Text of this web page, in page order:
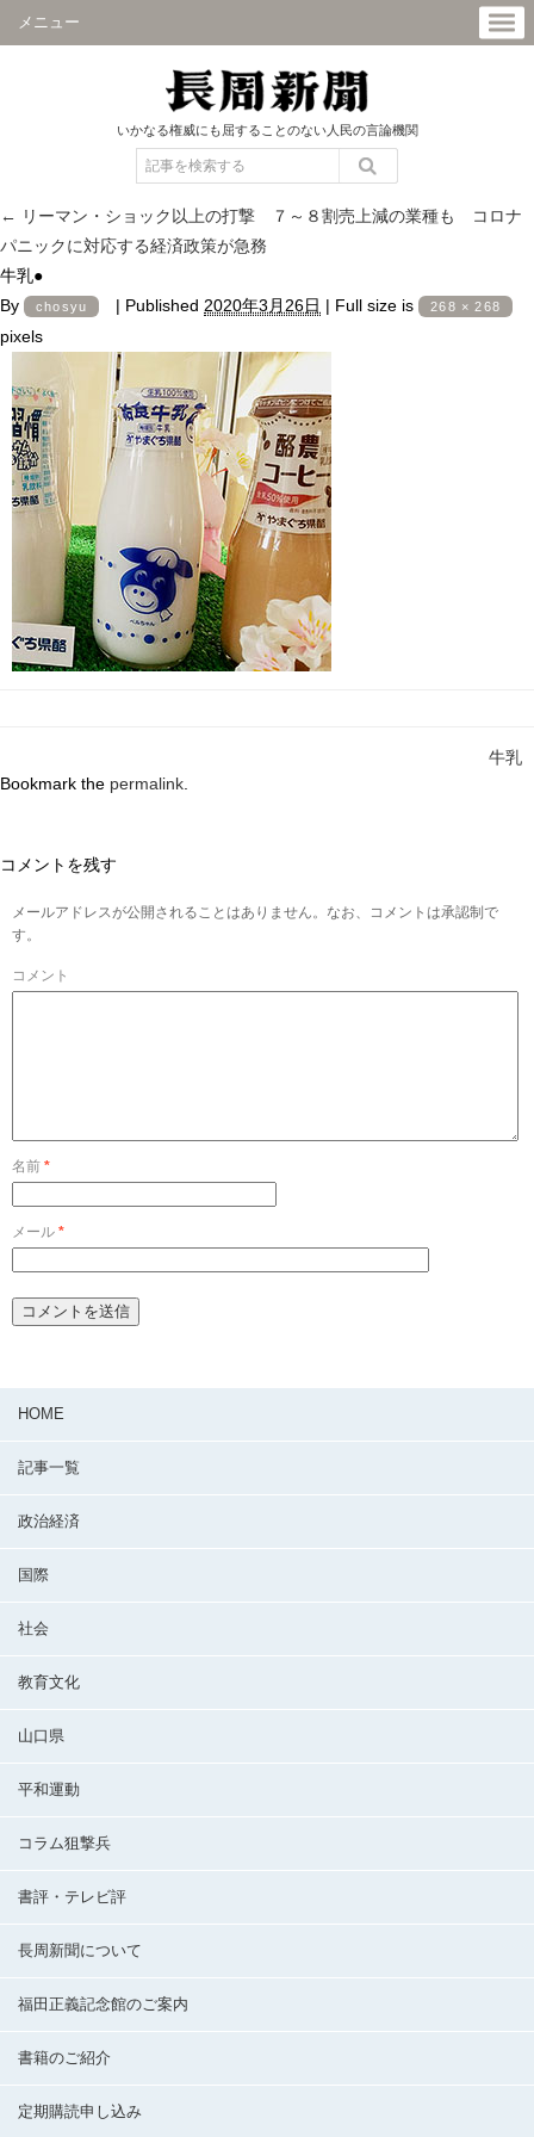
メニュー
いかなる権威にも屈することのない人民の言論機関
← リーマン・ショック以上の打撃 ７～８割売上減の業種も コロナ
パニックに対応する経済政策が急務
牛乳●
By
chosyu | Published 2020年3月26日 | Full size is 268 × 268
pixels
牛乳
Bookmark the permalink
コメントを残す
メールアドレスが公開されることはありません。なお、コメントは承認制で
す。
コメント
名前 *
メール *
HOME
記事一覧
政治経済
国際
社会
教育文化
山口県
平和運動
コラム狙撃兵
書評・テレビ評
長周新聞について
福田正義記念館のご案内
書籍のご紹介
定期購読申し込み